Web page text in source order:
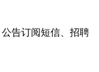
告订阅短信、招聘